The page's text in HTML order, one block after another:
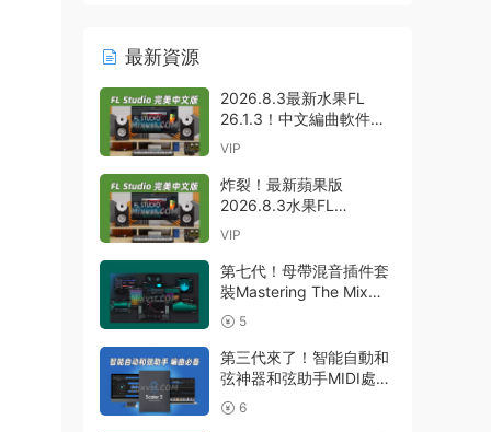
最新資源
2026.8.3最新水果FL
26.1.3！中文編曲軟件
Image-Line – FL Studio
Build 5570 All Plugins
WIN
VIP
炸裂！最新蘋果版
2026.8.3水果FL
26.1.3！中文編曲軟件
Producer Edition
v26.1.3.5336 (All
GUISEPPE MAC
VIP
第七代！母帶混音插件套
裝Mastering The Mix
Bundle v2026.7.21 U2B
MAC-MORiA
5
第三代來了！智能自動和
弦神器和弦助手MIDI處理
Plugin Boutique – Scaler
3 v3.3.0 MAC
6